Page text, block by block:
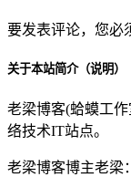
要发表评论，您必
关于本站简介（说明）
老梁博客(蛤蟆工
络技术IT站点。
老梁博客博主老梁